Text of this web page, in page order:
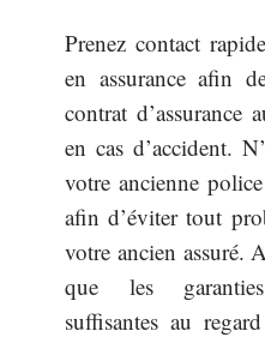
Prenez contact
en assurance afin
contrat d’assurance
en cas d’accident.
votre ancienne
afin d’éviter tout
votre ancien assuré.
que les
suffisantes au